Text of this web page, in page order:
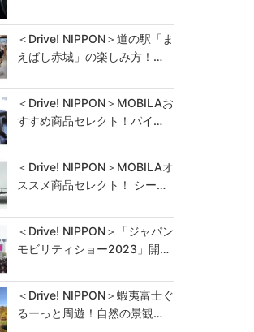
＜Drive! NIPPON＞道の駅「ま
えばし赤城」の楽しみ方！…
＜Drive! NIPPON＞MOBILAお
すすめ商品セレクト！パイ…
＜Drive! NIPPON＞MOBILAオ
ススメ商品セレクト！ シー…
＜Drive! NIPPON＞「ジャパン
モビリティショー2023」開…
＜Drive! NIPPON＞蝦夷富士ぐ
るーっと周遊！自然の景観…